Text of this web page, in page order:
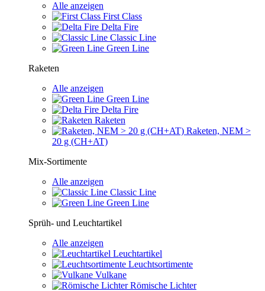
Alle anzeigen
First Class
Delta Fire
Classic Line
Green Line
Raketen
Alle anzeigen
Green Line
Delta Fire
Raketen
Raketen, NEM >
20 g (CH+AT)
Mix-Sortimente
Alle anzeigen
Classic Line
Green Line
Sprüh- und Leuchtartikel
Alle anzeigen
Leuchtartikel
Leuchtsortimente
Vulkane
Römische Lichter